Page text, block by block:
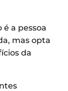
a pessoa
mas opta
da